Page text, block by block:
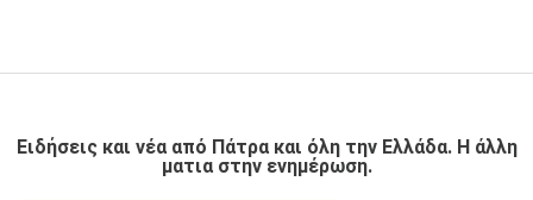
Ειδήσεις και νέα από Πάτρα και όλη την Ελλάδα. Η άλλη
ματια στην ενημέρωση.